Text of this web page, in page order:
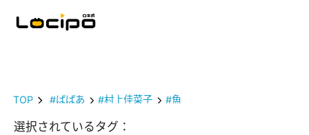
TOP #ばばあ #村上佳菜子 #魚
選択されているタグ：